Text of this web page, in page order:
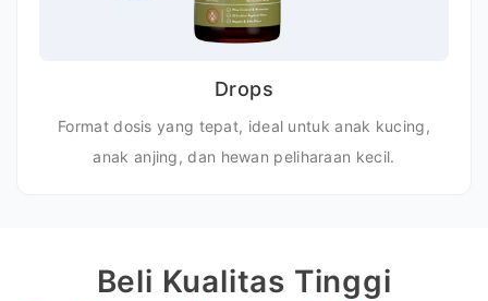
Drops
Format dosis yang tepat, ideal untuk anak kucing,
anak anjing, dan hewan peliharaan kecil.
Beli Kualitas Tinggi